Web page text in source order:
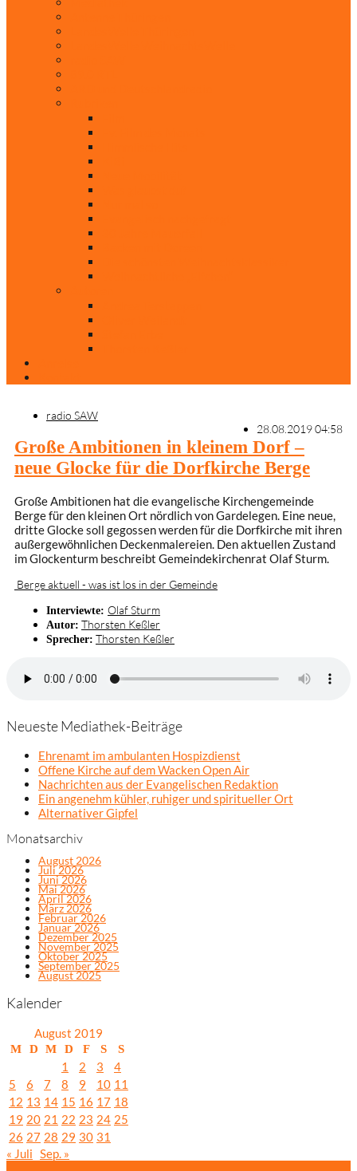
radio SAW
28.08.2019 04:58
Große Ambitionen in kleinem Dorf –
neue Glocke für die Dorfkirche Berge
Große Ambitionen hat die evangelische Kirchengemeinde
Berge für den kleinen Ort nördlich von Gardelegen. Eine neue,
dritte Glocke soll gegossen werden für die Dorfkirche mit ihren
außergewöhnlichen Deckenmalereien. Den aktuellen Zustand
im Glockenturm beschreibt Gemeindekirchenrat Olaf Sturm.
Berge aktuell - was ist los in der Gemeinde
Interviewte: Olaf Sturm
Autor: Thorsten Keßler
Sprecher: Thorsten Keßler
Neueste Mediathek-Beiträge
Ehrenamt im ambulanten Hospizdienst
Offene Kirche auf dem Wacken Open Air
Nachrichten aus der Evangelischen Redaktion
Ein angenehm kühler, ruhiger und spiritueller Ort
Alternativer Gipfel
Monatsarchiv
August 2026
Juli 2026
Juni 2026
Mai 2026
April 2026
März 2026
Februar 2026
Januar 2026
Dezember 2025
November 2025
Oktober 2025
September 2025
August 2025
Kalender
August 2019
M D M D F S S
1 2 3
4
5
6 7 8 9 10 11
12 13 14 15 16 17 18
19 20 21 22 23 24 25
26 27 28 29 30 31
« Juli Sep. »